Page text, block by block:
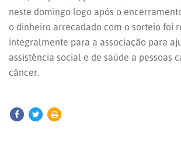
neste domingo logo após o
o dinheiro arrecadado com o sorteio foi
integralmente para a associação para
assistência social e de saúde a pessoas
câncer.